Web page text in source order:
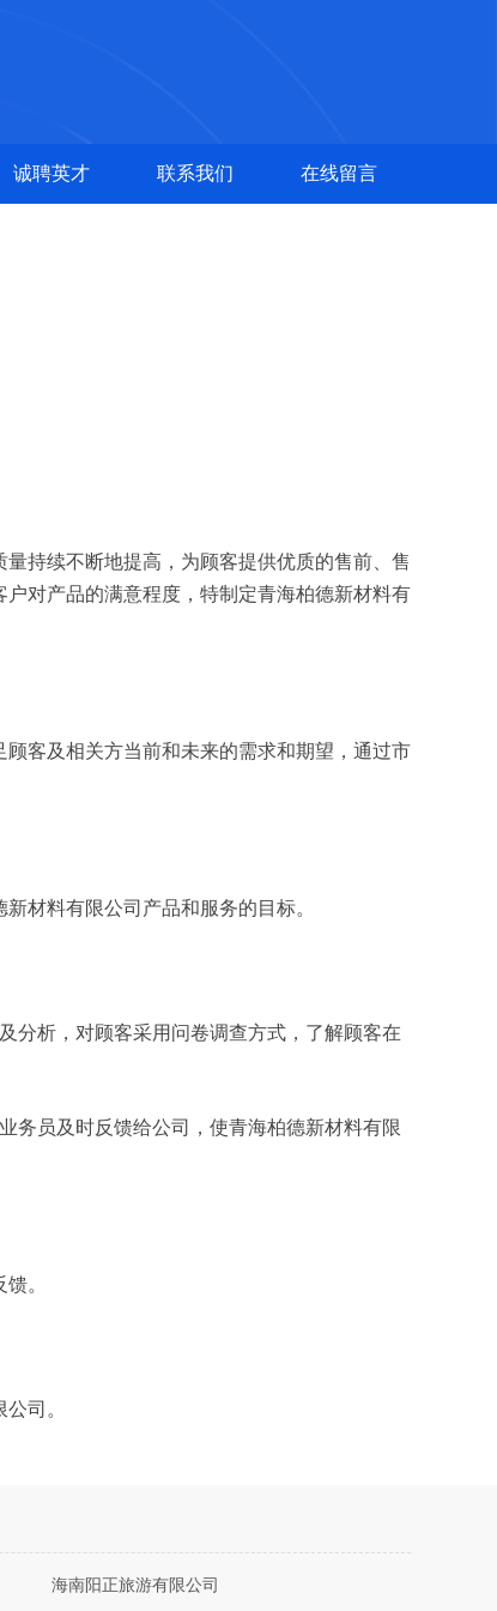
诚聘英才 联系我们 在线留言
持续不断地提高，为顾客提供优质的售前、售
对产品的满意程度，特制定青海柏德新材料有
客及相关方当前和未来的需求和期望，通过市
材料有限公司产品和服务的目标。
分析，对顾客采用问卷调查方式，了解顾客在
务员及时反馈给公司，使青海柏德新材料有限
。
司。
海南阳正旅游有限公司